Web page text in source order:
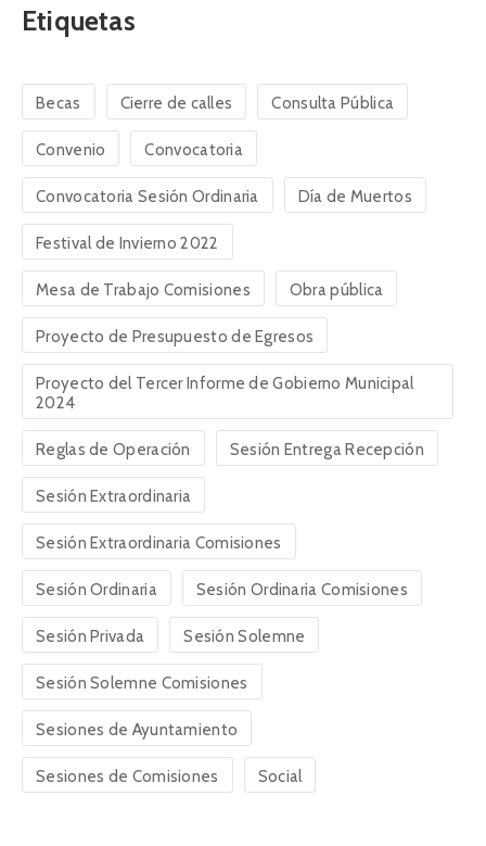
Etiquetas
Becas Cierre de calles Consulta Pública
Convenio Convocatoria
Convocatoria Sesión Ordinaria Día de Muertos
Festival de Invierno 2022
Mesa de Trabajo Comisiones Obra pública
Proyecto de Presupuesto de Egresos
Proyecto del Tercer Informe de Gobierno Municipal
2024
Reglas de Operación Sesión Entrega Recepción
Sesión Extraordinaria
Sesión Extraordinaria Comisiones
Sesión Ordinaria Sesión Ordinaria Comisiones
Sesión Privada Sesión Solemne
Sesión Solemne Comisiones
Sesiones de Ayuntamiento
Sesiones de Comisiones Social